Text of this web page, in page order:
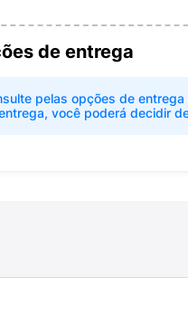
de entrega
pelas opções de
você poderá decidir